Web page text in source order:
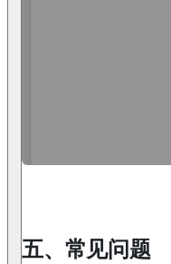
五、常见问题